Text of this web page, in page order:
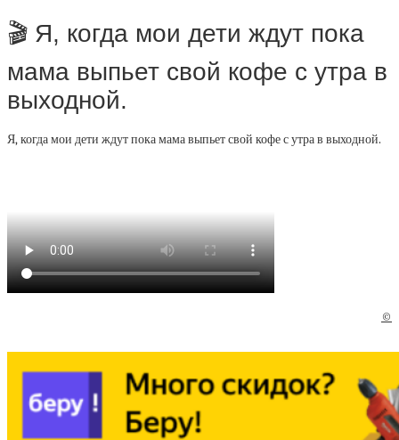
🎬 Я, когда мои дети ждут пока
мама выпьет свой кофе с утра в
выходной.
Я, когда мои дети ждут пока мама выпьет свой кофе с утра в выходной.
©